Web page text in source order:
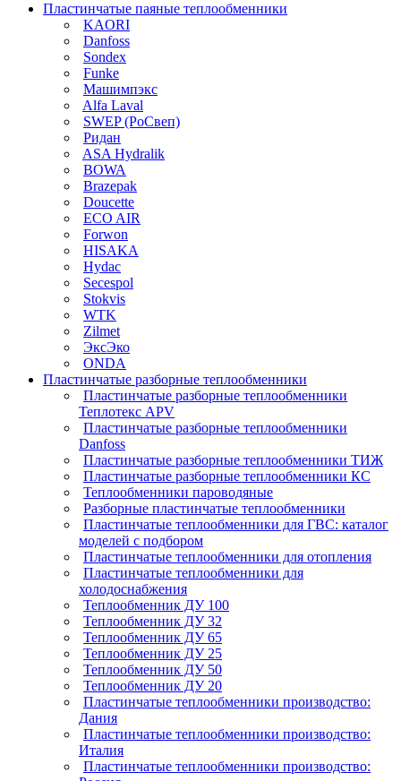
Пластинчатые паяные теплообменники
KAORI
Danfoss
Sondex
Funke
Машимпэкс
Alfa Laval
SWEP (РоСвеп)
Ридан
ASA Hydralik
BOWA
Brazepak
Doucette
ECO AIR
Forwon
HISAKA
Hydac
Secespol
Stokvis
WTK
Zilmet
ЭксЭко
ONDA
Пластинчатые разборные теплообменники
Пластинчатые разборные теплообменники
Теплотекс APV
Пластинчатые разборные теплообменники
Danfoss
Пластинчатые разборные теплообменники ТИЖ
Пластинчатые разборные теплообменники КC
Теплообменники пароводяные
Разборные пластинчатые теплообменники
Пластинчатые теплообменники для ГВС: каталог
моделей с подбором
Пластинчатые теплообменники для отопления
Пластинчатые теплообменники для
холодоснабжения
Теплообменник ДУ 100
Теплообменник ДУ 32
Теплообменник ДУ 65
Теплообменник ДУ 25
Теплообменник ДУ 50
Теплообменник ДУ 20
Пластинчатые теплообменники производство:
Дания
Пластинчатые теплообменники производство:
Италия
Пластинчатые теплообменники производство: